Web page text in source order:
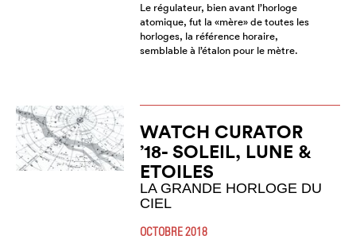
Le régulateur, bien avant l’horloge
atomique, fut la «mère» de toutes les
horloges, la référence horaire,
semblable à l’étalon pour le mètre.
WATCH CURATOR
’18- SOLEIL, LUNE &
ETOILES
LA GRANDE HORLOGE DU
CIEL
OCTOBRE 2018